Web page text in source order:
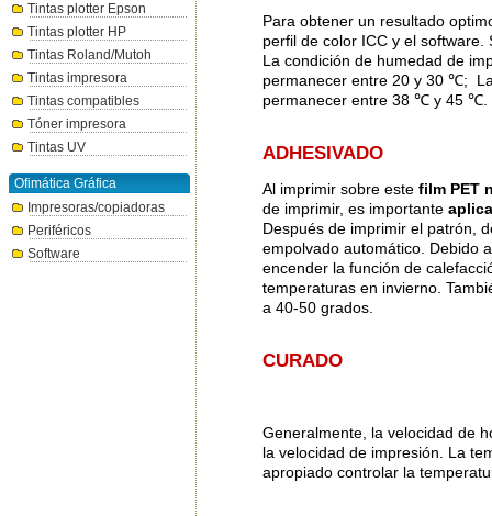
Tintas plotter Epson
Tintas plotter HP
Tintas Roland/Mutoh
Tintas impresora
Tintas compatibles
Tóner impresora
Tintas UV
Ofimática Gráfica
Impresoras/copiadoras
Periféricos
Software
Para obtener un resultado
perfil de color ICC y el
La condición de humedad de
permanecer entre 20 y 30 ℃;
permanecer entre 38 ℃ y 45 ℃.
ADHESIVADO
Al imprimir sobre este film PET
de imprimir, es importante
Después de imprimir el patrón,
empolvado automático. Debido
encender la función de
temperaturas en invierno.
a 40-50 grados.
CURADO
Generalmente, la velocidad de
la velocidad de impresión. La
apropiado controlar la